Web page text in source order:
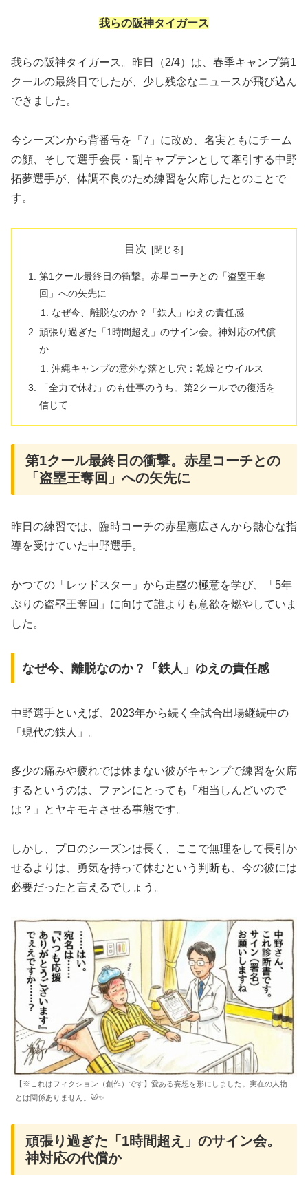
我らの阪神タイガース
我らの阪神タイガース。昨日（2/4）は、春季キャンプ第1
クールの最終日でしたが、少し残念なニュースが飛び込ん
できました。
今シーズンから背番号を「7」に改め、名実ともにチーム
の顔、そして選手会長・副キャプテンとして牽引する中野
拓夢選手が、体調不良のため練習を欠席したとのことで
す。
目次
第1クール最終日の衝撃。赤星コーチとの「盗塁王奪
回」への矢先に
なぜ今、離脱なのか？「鉄人」ゆえの責任感
頑張り過ぎた「1時間超え」のサイン会。神対応の代償
か
沖縄キャンプの意外な落とし穴：乾燥とウイルス
「全力で休む」のも仕事のうち。第2クールでの復活を
信じて
第1クール最終日の衝撃。赤星コーチとの
「盗塁王奪回」への矢先に
昨日の練習では、臨時コーチの赤星憲広さんから熱心な指
導を受けていた中野選手。
かつての「レッドスター」から走塁の極意を学び、「5年
ぶりの盗塁王奪回」に向けて誰よりも意欲を燃やしていま
した。
なぜ今、離脱なのか？「鉄人」ゆえの責任感
中野選手といえば、2023年から続く全試合出場継続中の
「現代の鉄人」。
多少の痛みや疲れでは休まない彼がキャンプで練習を欠席
するというのは、ファンにとっても「相当しんどいので
は？」とヤキモキさせる事態です。
しかし、プロのシーズンは長く、ここで無理をして長引か
せるよりは、勇気を持って休むという判断も、今の彼には
必要だったと言えるでしょう。
【※これはフィクション（創作）です】愛ある妄想を形にしました。実在の人物
とは関係ありません。🐯✨
頑張り過ぎた「1時間超え」のサイン会。
神対応の代償か